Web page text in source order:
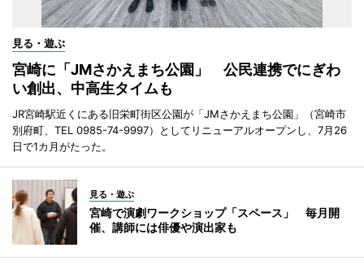
見る・遊ぶ
宮崎に「JMさかえまち公園」 公民連携でにぎわ
い創出、中高生タイムも
JR宮崎駅近くにある旧栄町街区公園が「JMさかえまち公園」（宮崎市
別府町、TEL 0985-74-9997）としてリニューアルオープンし、7月26
日で1カ月がたった。
見る・遊ぶ
宮崎で演劇ワークショップ「スペース」 毎月開
催、講師には俳優や演出家も